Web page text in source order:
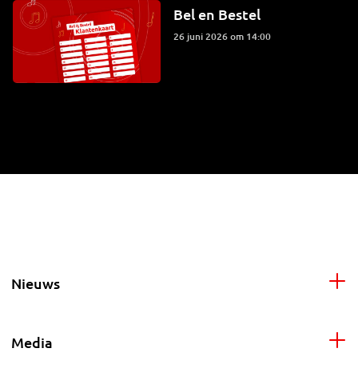
Bel en Bestel
26 juni 2026 om 14:00
Nieuws
Media